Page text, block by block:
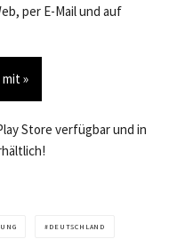
per E-Mail und auf
»
Store verfügbar und in
DEUTSCHLAND